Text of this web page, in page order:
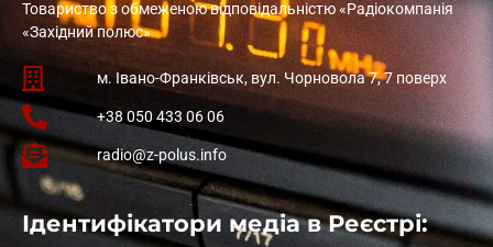
Товариство з обмеженою відповідальністю «Радіокомпанія
«Західний полюс»
м. Івано-Франківськ, вул. Чорновола 7, 7 поверх
+38 050 433 06 06
radio@z-polus.info
Ідентифікатори медіа в Реєстрі: